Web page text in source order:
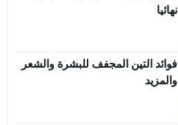
نهائيا
فوائد التين المجفف للبشرة والشعر
والمزيد